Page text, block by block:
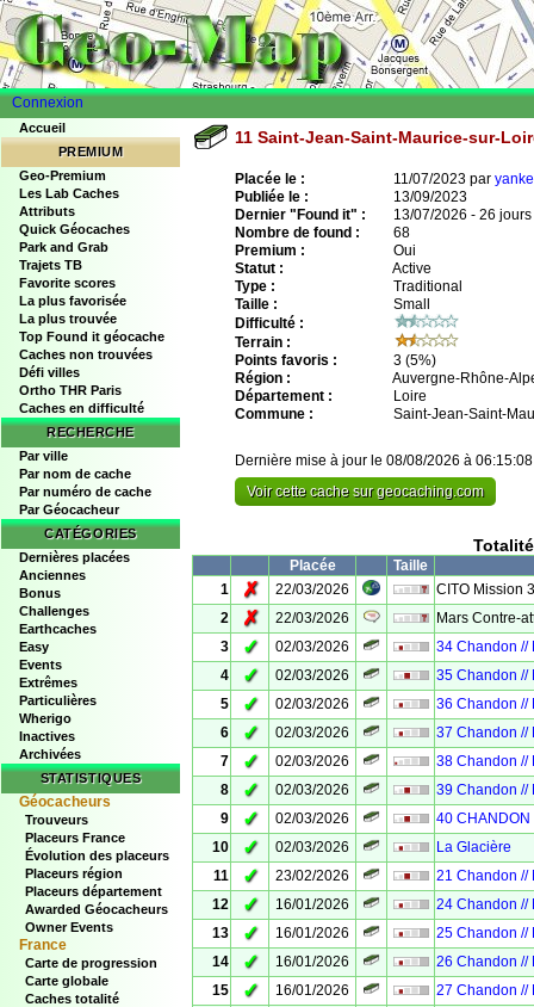
Connexion
Accueil
PREMIUM
Geo-Premium
Les Lab Caches
Attributs
Quick Géocaches
Park and Grab
Trajets TB
Favorite scores
La plus favorisée
La plus trouvée
Top Found it géocache
Caches non trouvées
Défi villes
Ortho THR Paris
Caches en difficulté
RECHERCHE
Par ville
Par nom de cache
Par numéro de cache
Par Géocacheur
CATÉGORIES
Dernières placées
Anciennes
Bonus
Challenges
Earthcaches
Easy
Events
Extrêmes
Particulières
Wherigo
Inactives
Archivées
STATISTIQUES
Géocacheurs
Trouveurs
Placeurs France
Évolution des placeurs
Placeurs région
Placeurs département
Awarded Géocacheurs
Owner Events
France
Carte de progression
Carte globale
Caches totalité
11 Saint-Jean-Saint-Maurice-sur-
Placée le : 11/07/2023 par
Publiée le :
13/09/2023
Dernier "Found it" :
13/07/2026 - 26 jours
Nombre de found :
68
Premium :
Oui
Statut :
Active
Type :
Traditional
Taille :
Small
Difficulté :
Terrain :
Points favoris :
3 (5%)
Région :
Auvergne-Rhône-
Département :
Loire
Commune :
Saint-Jean-Saint-
Dernière mise à jour le 08/08/2026 à 06:15:08
Voir cette cache sur geocaching.com
Placée
Taille
1
✗ 22/03/2026
CITO Mission
2
✗ 22/03/2026
Mars Contre-
3
✓ 02/03/2026
34 Chandon //
4
✓ 02/03/2026
35 Chandon //
5
✓ 02/03/2026
36 Chandon //
6
✓ 02/03/2026
37 Chandon //
7
✓ 02/03/2026
38 Chandon //
8
✓ 02/03/2026
39 Chandon //
9
✓ 02/03/2026
40 CHANDON
10
✓ 02/03/2026
La Glacière
11
✓ 23/02/2026
21 Chandon //
12
✓ 16/01/2026
24 Chandon //
13
✓ 16/01/2026
25 Chandon //
14
✓ 16/01/2026
26 Chandon //
15
✓ 16/01/2026
27 Chandon //